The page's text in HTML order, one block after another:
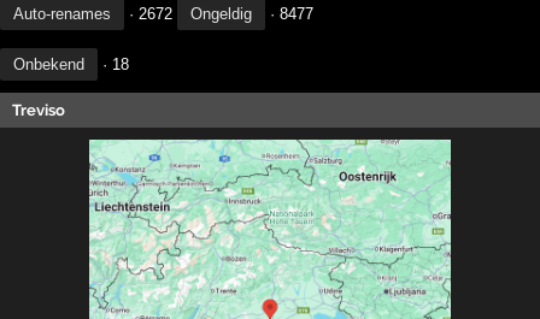
Auto-renames · 2672 Ongeldig · 8477
Onbekend · 18
Treviso